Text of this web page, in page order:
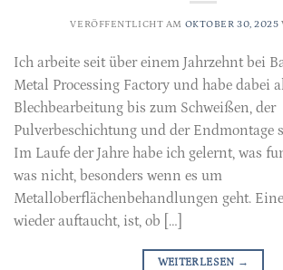
VERÖFFENTLICHT AM OKTOBER 30, 2025
Ich arbeite seit über einem Jahrzehnt bei
Metal Processing Factory und habe dabei
Blechbearbeitung bis zum Schweißen, der
Pulverbeschichtung und der Endmontage
Im Laufe der Jahre habe ich gelernt, was
was nicht, besonders wenn es um
Metalloberflächenbehandlungen geht.
wieder auftaucht, ist, ob […]
WEITERLESEN →